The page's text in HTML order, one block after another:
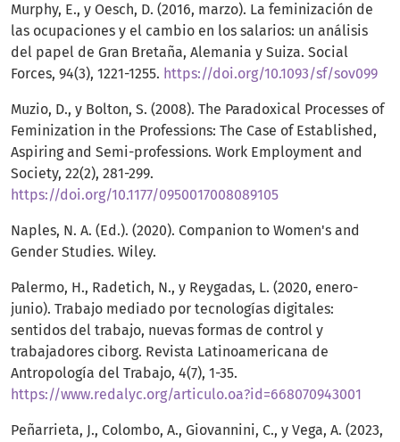
Murphy, E., y Oesch, D. (2016, marzo). La feminización de
las ocupaciones y el cambio en los salarios: un análisis
del papel de Gran Bretaña, Alemania y Suiza. Social
Forces, 94(3), 1221-1255. https://doi.org/10.1093/sf/sov099
Muzio, D., y Bolton, S. (2008). The Paradoxical Processes of
Feminization in the Professions: The Case of Established,
Aspiring and Semi-professions. Work Employment and
Society, 22(2), 281-299.
https://doi.org/10.1177/0950017008089105
Naples, N. A. (Ed.). (2020). Companion to Women's and
Gender Studies. Wiley.
Palermo, H., Radetich, N., y Reygadas, L. (2020, enero-
junio). Trabajo mediado por tecnologías digitales:
sentidos del trabajo, nuevas formas de control y
trabajadores ciborg. Revista Latinoamericana de
Antropología del Trabajo, 4(7), 1-35.
https://www.redalyc.org/articulo.oa?id=668070943001
Peñarrieta, J., Colombo, A., Giovannini, C., y Vega, A. (2023,